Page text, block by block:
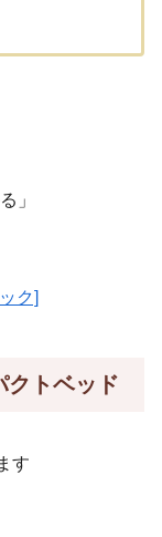
」
ク]
クトベッド
す